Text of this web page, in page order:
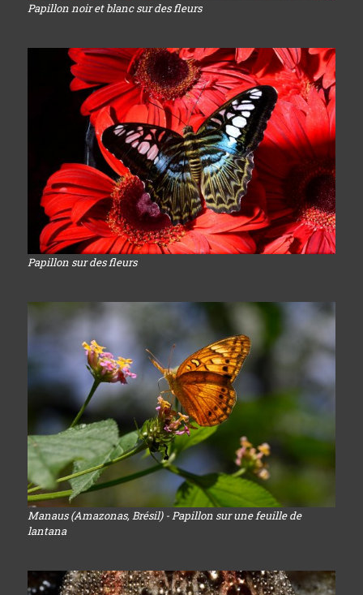
Papillon noir et blanc sur des fleurs
Papillon sur des fleurs
Manaus (Amazonas, Brésil) - Papillon sur une feuille de
lantana